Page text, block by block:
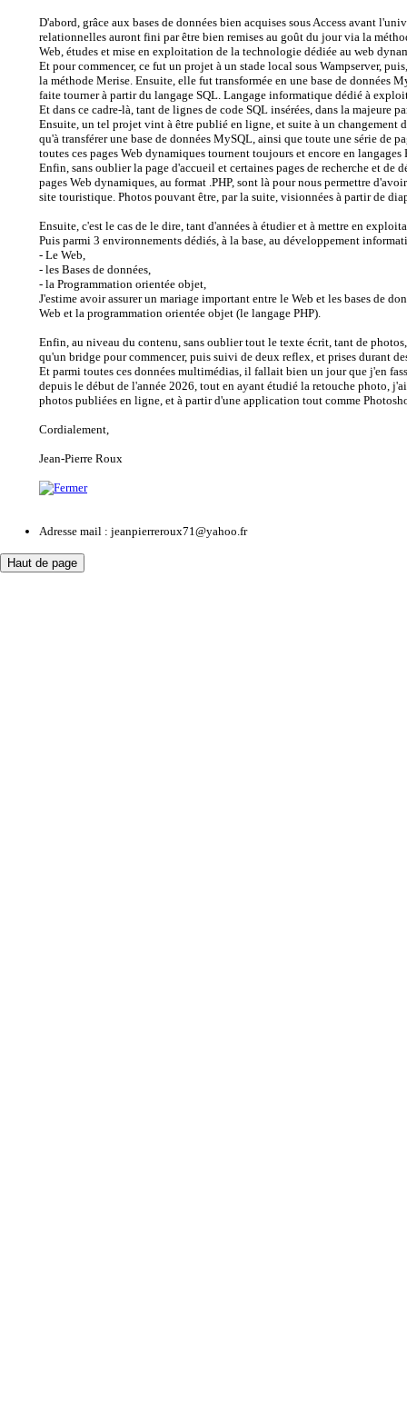
D'abord, grâce aux bases de données bien acquises sous Access avant
relationnelles auront fini par être bien remises au goût du jour via la
Web, études et mise en exploitation de la technologie dédiée au web
Et pour commencer, ce fut un projet à un stade local sous Wampserver,
la méthode Merise. Ensuite, elle fut transformée en une base de données
faite tourner à partir du langage SQL. Langage informatique dédié à
Et dans ce cadre-là, tant de lignes de code SQL insérées, dans la majeure
Ensuite, un tel projet vint à être publié en ligne, et suite à un changement
qu'à transférer une base de données MySQL, ainsi que toute une série de
toutes ces pages Web dynamiques tournent toujours et encore en
Enfin, sans oublier la page d'accueil et certaines pages de recherche et de
pages Web dynamiques, au format .PHP, sont là pour nous permettre
site touristique. Photos pouvant être, par la suite, visionnées à partir de
Ensuite, c'est le cas de le dire, tant d'années à étudier et à mettre en
Puis parmi 3 environnements dédiés, à la base, au développement
- Le Web,
- les Bases de données,
- la Programmation orientée objet,
J'estime avoir assurer un mariage important entre le Web et les bases de
Web et la programmation orientée objet (le langage PHP).
Enfin, au niveau du contenu, sans oublier tout le texte écrit, tant de
qu'un bridge pour commencer, puis suivi de deux reflex, et prises durant
Et parmi toutes ces données multimédias, il fallait bien un jour que j'en
depuis le début de l'année 2026, tout en ayant étudié la retouche photo,
photos publiées en ligne, et à partir d'une application tout comme
Cordialement,
Jean-Pierre Roux
Adresse mail : jeanpierreroux71@yahoo.fr
Haut de page